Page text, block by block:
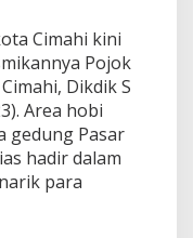
Cimahi kini
Pojok
Dikdik S
Area hobi
gedung Pasar
hadir dalam
para